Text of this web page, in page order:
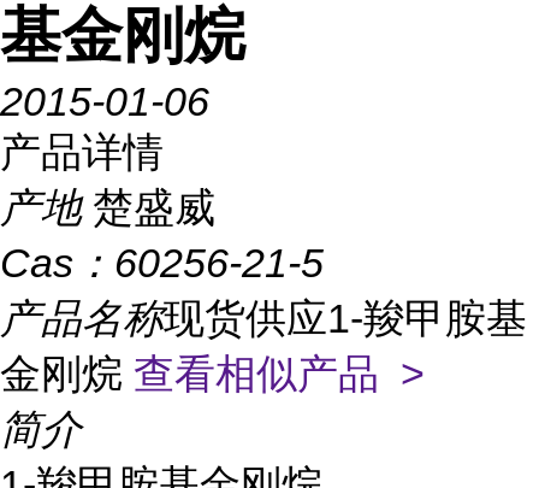
基金刚烷
2015-01-06
产品详情
产地 楚盛威
Cas： 60256-21-5
产品名称现货供应1-羧甲胺基
金刚烷 查看相似产品 >
简介